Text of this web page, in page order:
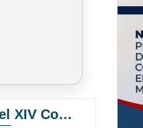
Convocatoria Elección de Delegados Docentes para el XIV Congreso Nacional de Universidades